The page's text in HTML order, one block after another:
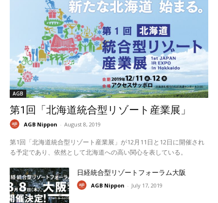
AGB
第1回「北海道統合型リゾート産業展」
AGB Nippon - August 8, 2019
第1回「北海道統合型リゾート産業展」が12月11日と12日に開催され
る予定であり、依然として北海道への高い関心を表している。
日経統合型リゾートフォーラム大阪
AGB Nippon - July 17, 2019